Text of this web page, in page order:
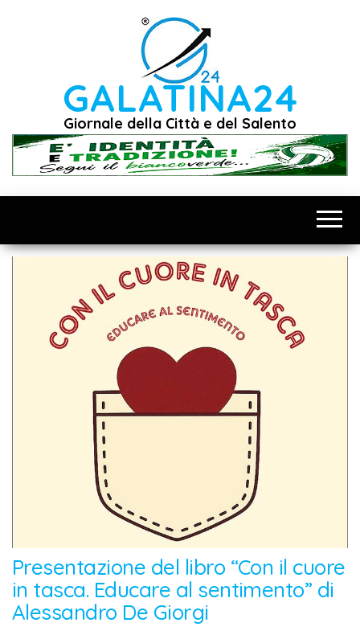
GALATINA24
Giornale della Città e del Salento
Presentazione del libro “Con il cuore
in tasca. Educare al sentimento” di
Alessandro De Giorgi